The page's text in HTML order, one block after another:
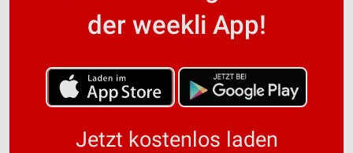
der weekli App!
Jetzt kostenlos laden